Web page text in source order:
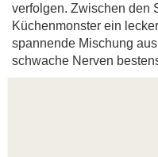
verfolgen. Zwischen den
Küchenmonster ein
spannende Mischung
schwache Nerven